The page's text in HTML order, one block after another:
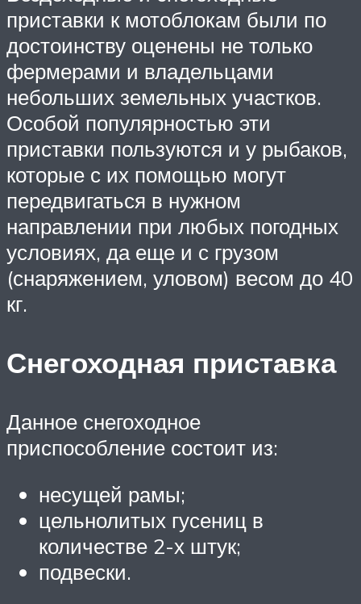
приставки к мотоблокам были по
достоинству оценены не только
фермерами и владельцами
небольших земельных участков.
Особой популярностью эти
приставки пользуются и у рыбаков,
которые с их помощью могут
передвигаться в нужном
направлении при любых погодных
условиях, да еще и с грузом
(снаряжением, уловом) весом до 40
кг.
Снегоходная приставка
Данное снегоходное
приспособление состоит из:
несущей рамы;
цельнолитых гусениц в
количестве 2-х штук;
подвески.